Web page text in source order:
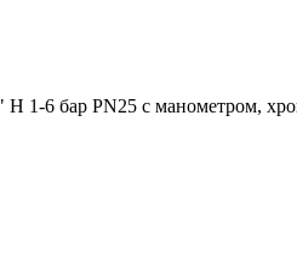
Н 1-6 бар PN25 с манометром,